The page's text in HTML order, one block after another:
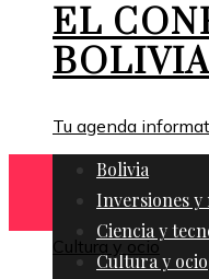
EL
Tu agenda
Bolivia
Inversiones y
Ciencia y
Cultura y ocio
Cultura y ocio